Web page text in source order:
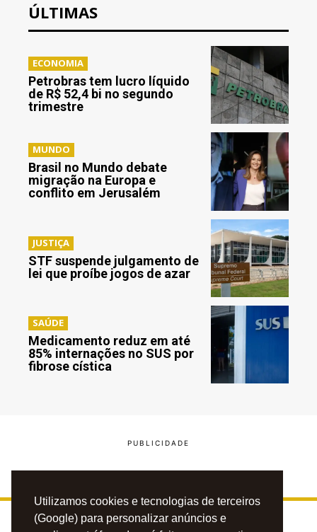
Utilizamos cookies e tecnologias de terceiros
(Google) para personalizar anúncios e
ÚLTIMAS
ECONOMIA
Petrobras tem lucro líquido
de R$ 52,4 bi no segundo
trimestre
MUNDO
Brasil no Mundo debate
migração na Europa e
conflito em Jerusalém
JUSTIÇA
STF suspende julgamento de
lei que proíbe jogos de azar
SAÚDE
Medicamento reduz em até
85% internações no SUS por
fibrose cística